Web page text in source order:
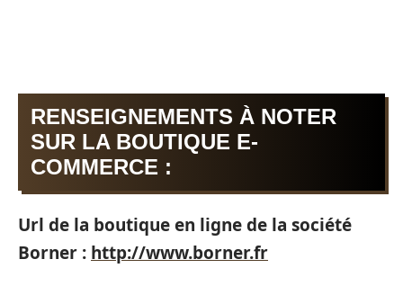
RENSEIGNEMENTS À NOTER
SUR LA BOUTIQUE E-
COMMERCE :
Url de la boutique en ligne de la société
Borner : http://www.borner.fr